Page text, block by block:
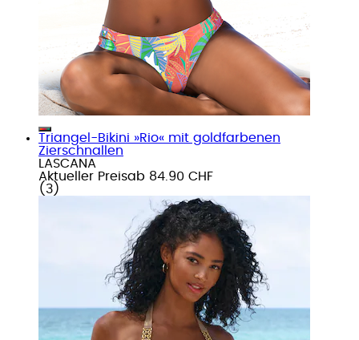
Triangel-Bikini »Rio« mit goldfarbenen
Zierschnallen
LASCANA
Aktueller Preisab 84.90 CHF
( 3 )